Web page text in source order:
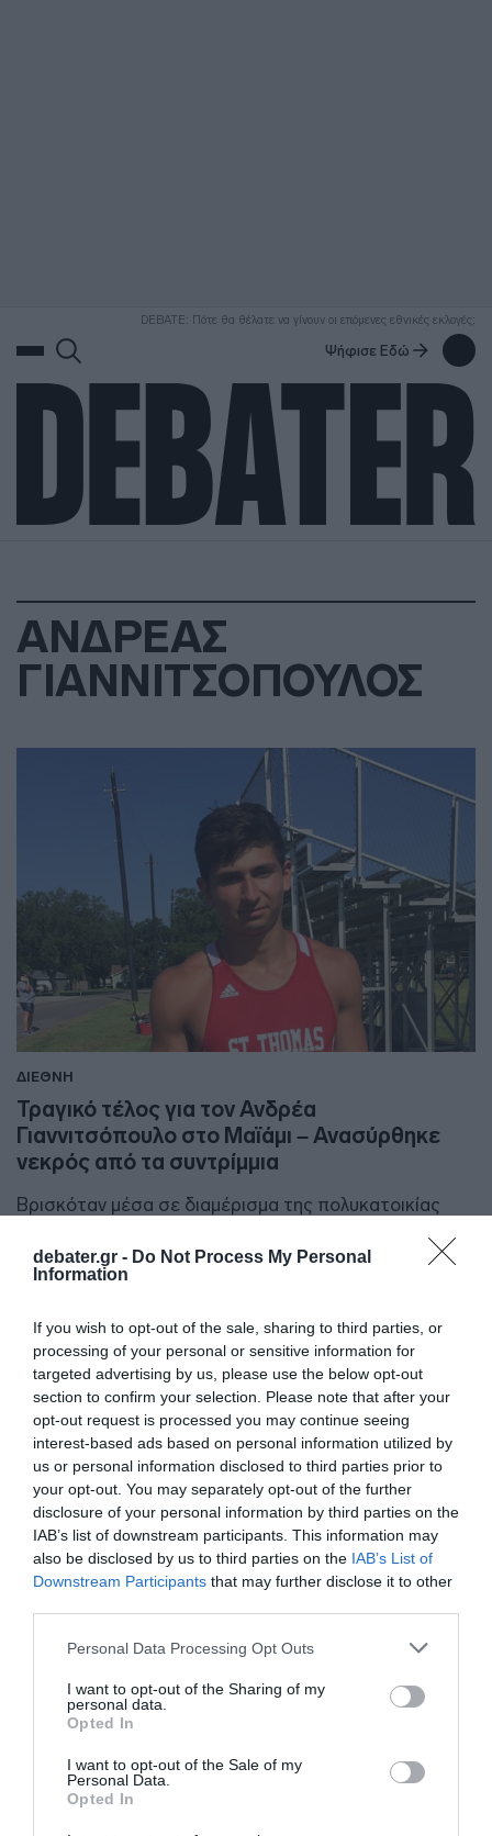
debater.gr - Do Not Process My Personal
Information
If you wish to opt-out of the sale, sharing to third parties, or
processing of your personal or sensitive information for
targeted advertising by us, please use the below opt-out
section to confirm your selection. Please note that after your
opt-out request is processed you may continue seeing
interest-based ads based on personal information utilized by
us or personal information disclosed to third parties prior to
your opt-out. You may separately opt-out of the further
disclosure of your personal information by third parties on the
IAB’s list of downstream participants. This information may
also be disclosed by us to third parties on the IAB’s List of
Downstream Participants that may further disclose it to other
Please note that this website/app uses one or more Google
not limited to your visit or usage behaviour. You may click to
grant or deny consent to Google and its third-party tags to
use your data for below specified purposes in below Google
consent section.
Personal Data Processing Opt Outs
I want to opt-out of the Sharing of my
personal data.
Opted In
I want to opt-out of the Sale of my
Personal Data.
Opted In
DEBATE: Πότε θα θέλατε να γίνουν οι επόμενες εθνικές εκλογές;
Ψήφισε Εδώ
ΑΝΔΡΕΑΣ
ΓΙΑΝΝΙΤΣΟΠΟΥΛΟΣ
ΔΙΕΘΝΗ
Τραγικό τέλος για τον Ανδρέα
Γιαννιτσόπουλο στο Μαϊάμι – Ανασύρθηκε
νεκρός από τα συντρίμμια
Βρισκόταν μέσα σε διαμέρισμα της πολυκατοικίας
01.07.2021 - 07:53
ΔΙΕΘΝΗ
Στους 12 οι νεκροί από την κατάρρευση του
κτιρίου στο Μαϊάμι – Εξακολουθεί να
αγνοείται ο Έλληνας
Τον τόπο της τραγωδίας θα επισκεφθεί ο Μπάιντεν